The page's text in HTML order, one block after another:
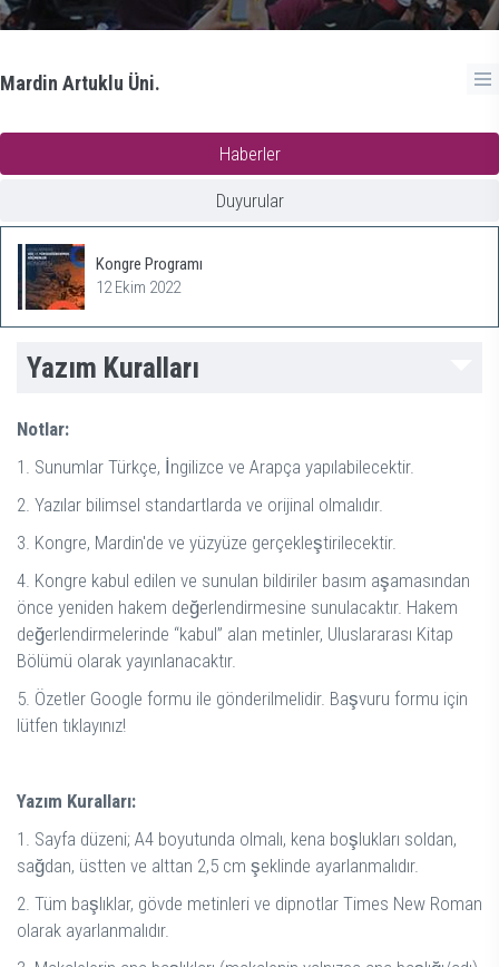
Mardin Artuklu Üni.
Haberler
Duyurular
Kongre Programı
12 Ekim 2022
Yazım Kuralları
Notlar:
1. Sunumlar Türkçe, İngilizce ve Arapça yapılabilecektir.
2. Yazılar bilimsel standartlarda ve orijinal olmalıdır.
3. Kongre, Mardin'de ve yüzyüze gerçekleştirilecektir.
4. Kongre kabul edilen ve sunulan bildiriler basım aşamasından
önce yeniden hakem değerlendirmesine sunulacaktır. Hakem
değerlendirmelerinde “kabul” alan metinler, Uluslararası Kitap
Bölümü olarak yayınlanacaktır.
5. Özetler Google formu ile gönderilmelidir. Başvuru formu için
lütfen tıklayınız!
Yazım Kuralları:
1. Sayfa düzeni; A4 boyutunda olmalı, kena boşlukları soldan,
sağdan, üstten ve alttan 2,5 cm şeklinde ayarlanmalıdır.
2. Tüm başlıklar, gövde metinleri ve dipnotlar Times New Roman
olarak ayarlanmalıdır.